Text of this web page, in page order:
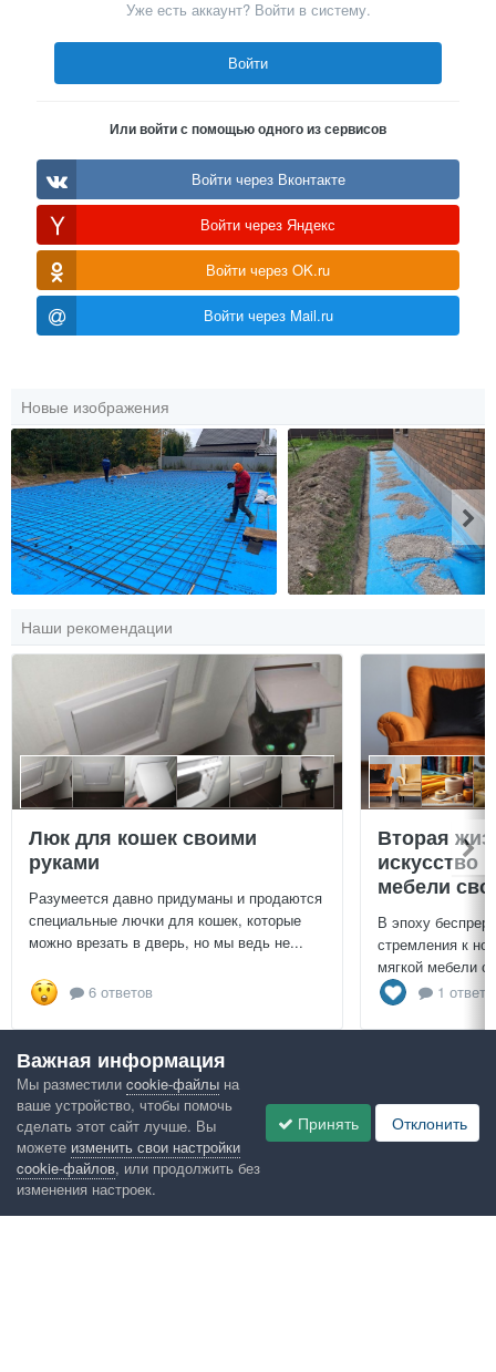
Уже есть аккаунт? Войти в систему.
Войти
Или войти с помощью одного из сервисов
Войти через Вконтакте
Войти через Яндекс
Войти через OK.ru
Войти через Mail.ru
Новые изображения
Наши рекомендации
Люк для кошек своими
руками
Разумеется давно придуманы и продаются
специальные лючки для кошек, которые
можно врезать в дверь, но мы ведь не...
6 ответов
Вторая
искусство
мебели
В эпоху
стремления к
мягкой мебели
1 ответ
Посмотреть всё
Google рекомендует
Важная информация
Мы разместили cookie-файлы на
ваше устройство, чтобы помочь
сделать этот сайт лучше. Вы
можете изменить свои настройки
cookie-файлов, или продолжить без
изменения настроек.
Принять Отклонить